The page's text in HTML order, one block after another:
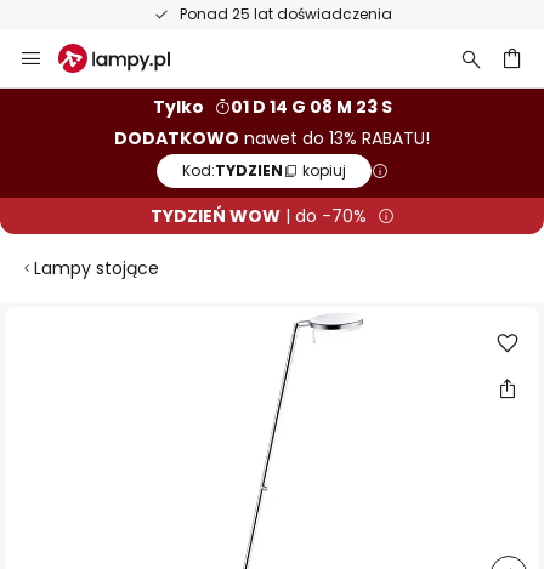
Ponad 25 lat doświadczenia
Przejdź
do
Tylko
01 D 14 G 08 M 22 S
DODATKOWO nawet do 13% RABATU!
Kod:TYDZIEN kopiuj
TYDZIEŃ WOW| do -70%
Lampy stojące